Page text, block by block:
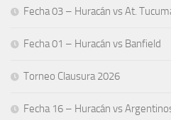
Fecha 03 – Huracán vs At.
Fecha 01 – Huracán vs Banfield
Torneo Clausura 2026
Fecha 16 – Huracán vs